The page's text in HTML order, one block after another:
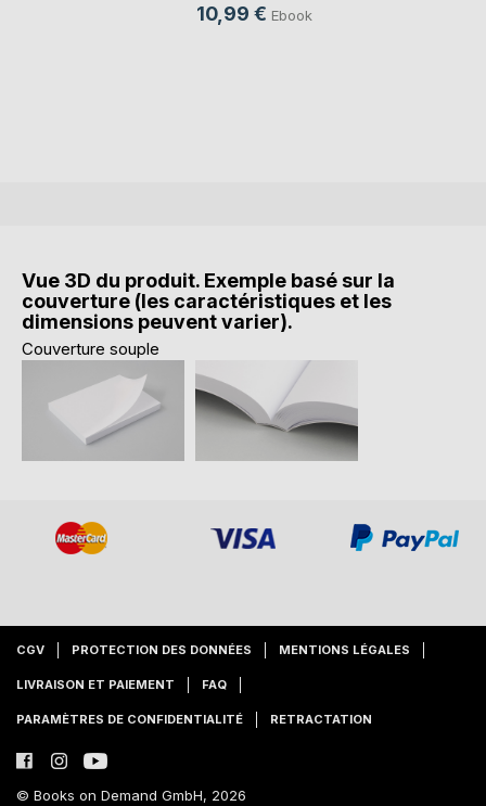
10,99 € Ebook
Vue 3D du produit. Exemple basé sur la
couverture (les caractéristiques et les
dimensions peuvent varier).
Couverture souple
CGV PROTECTION DES DONNÉES MENTIONS LÉGALES
LIVRAISON ET PAIEMENT FAQ
PARAMÈTRES DE CONFIDENTIALITÉ RETRACTATION
© Books on Demand GmbH, 2026